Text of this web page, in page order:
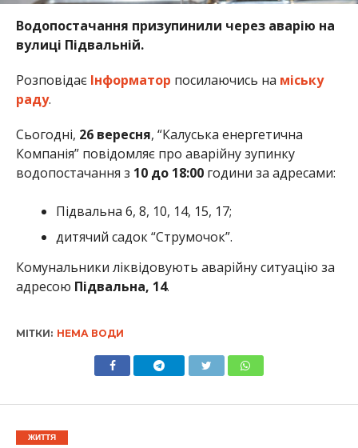
Водопостачання призупинили через аварію на
вулиці Підвальній.
Розповідає Інформатор посилаючись на міську
раду.
Сьогодні, 26 вересня, “Калуська енергетична
Компанія” повідомляє про аварійну зупинку
водопостачання з 10 до 18:00години за адресами:
Підвальна 6, 8, 10, 14, 15, 17;
дитячий садок “Струмочок”.
Комунальники ліквідовують аварійну ситуацію за
адресою Підвальна, 14.
МІТКИ: НЕМА ВОДИ
ЖИТТЯ